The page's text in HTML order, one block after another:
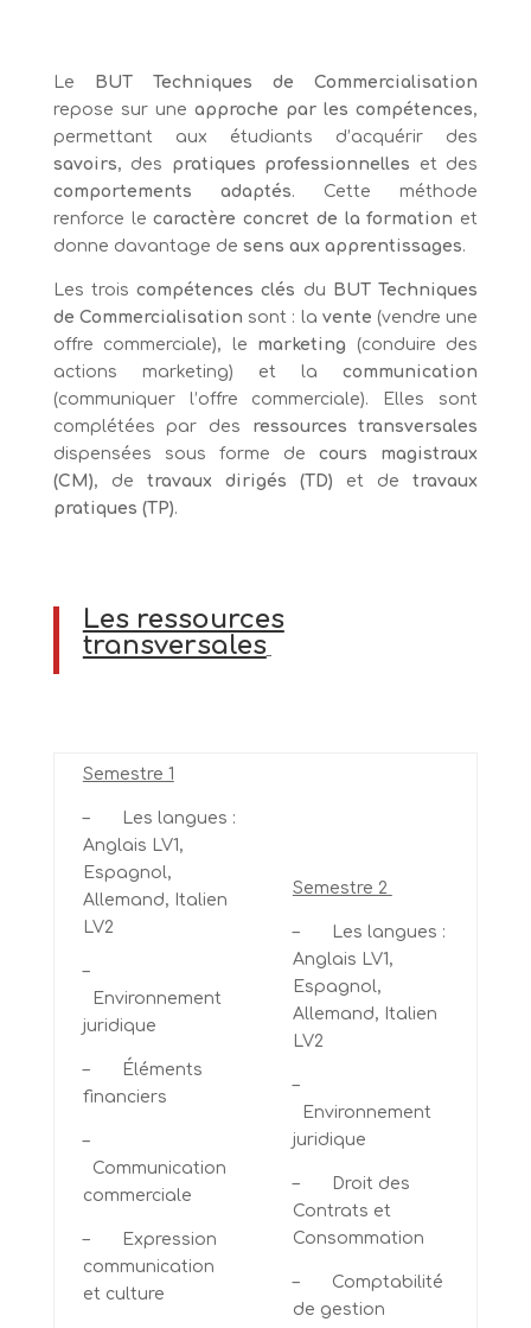
Le
BUT Techniques de Commercialisation
repose sur une approche par les compétences,
permettant aux étudiants d’acquérir des
savoirs, des pratiques professionnelles et des
comportements adaptés. Cette méthode
renforce lecaractère concret de la formation et
donne davantage de sens aux apprentissages.
Les troiscompétences clés du
BUT Techniques
de Commercialisation sont : la vente (vendre une
offre commerciale), le marketing (conduire des
actions marketing) et lacommunication
(communiquer l’offre commerciale). Elles sont
complétées par des ressources transversales
dispensées sous forme decours magistraux
(CM), de travaux dirigés (TD) et detravaux
pratiques (TP).
Les ressources
transversales
Semestre 1
– Les langues :
Anglais LV1,
Espagnol,
Allemand, Italien
LV2
–
Environnement
juridique
– Éléments
financiers
–
Communication
commerciale
– Expression
communication
et culture
Semestre 2
– Les langues :
Anglais LV1,
Espagnol,
Allemand, Italien
LV2
–
Environnement
juridique
– Droit des
Contrats et
Consommation
– Comptabilité
de gestion